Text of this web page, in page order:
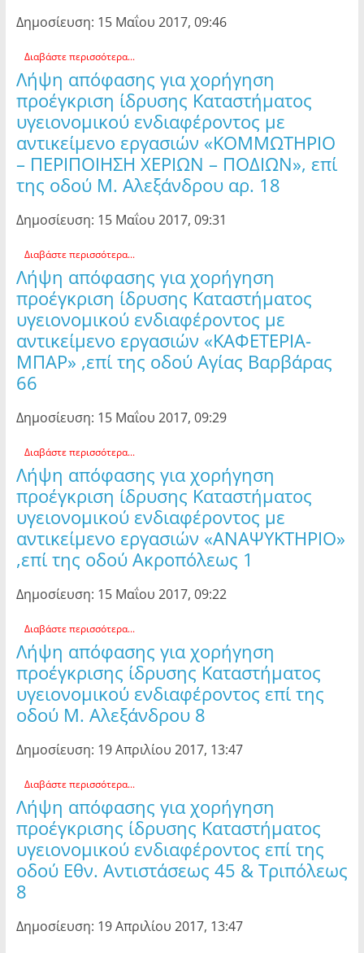
Δημοσίευση: 15 Μαΐου 2017, 09:46
Διαβάστε περισσότερα...
Λήψη απόφασης για χορήγηση
προέγκριση ίδρυσης Καταστήματος
υγειονομικού ενδιαφέροντος με
αντικείμενο εργασιών «ΚΟΜΜΩΤΗΡΙΟ
– ΠΕΡΙΠΟΙΗΣΗ ΧΕΡΙΩΝ – ΠΟΔΙΩΝ», επί
της οδού Μ. Αλεξάνδρου αρ. 18
Δημοσίευση: 15 Μαΐου 2017, 09:31
Διαβάστε περισσότερα...
Λήψη απόφασης για χορήγηση
προέγκριση ίδρυσης Καταστήματος
υγειονομικού ενδιαφέροντος με
αντικείμενο εργασιών «ΚΑΦΕΤΕΡΙΑ-
ΜΠΑΡ» ,επί της οδού Αγίας Βαρβάρας
66
Δημοσίευση: 15 Μαΐου 2017, 09:29
Διαβάστε περισσότερα...
Λήψη απόφασης για χορήγηση
προέγκριση ίδρυσης Καταστήματος
υγειονομικού ενδιαφέροντος με
αντικείμενο εργασιών «ΑΝΑΨΥΚΤΗΡΙΟ»
,επί της οδού Ακροπόλεως 1
Δημοσίευση: 15 Μαΐου 2017, 09:22
Διαβάστε περισσότερα...
Λήψη απόφασης για χορήγηση
προέγκρισης ίδρυσης Καταστήματος
υγειονομικού ενδιαφέροντος επί της
οδού Μ. Αλεξάνδρου 8
Δημοσίευση: 19 Απριλίου 2017, 13:47
Διαβάστε περισσότερα...
Λήψη απόφασης για χορήγηση
προέγκρισης ίδρυσης Καταστήματος
υγειονομικού ενδιαφέροντος επί της
οδού Εθν. Αντιστάσεως 45 & Τριπόλεως
8
Δημοσίευση: 19 Απριλίου 2017, 13:47